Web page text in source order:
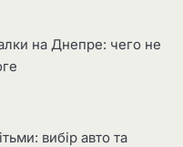
на Днепре: чего не
вибір авто та